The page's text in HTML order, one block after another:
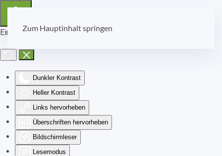
Eingabehilfen öffnen
Dunkler Kontrast
Heller Kontrast
Links hervorheben
Überschriften hervorheben
Bildschirmleser
Lesemodus
Zum Hauptinhalt springen